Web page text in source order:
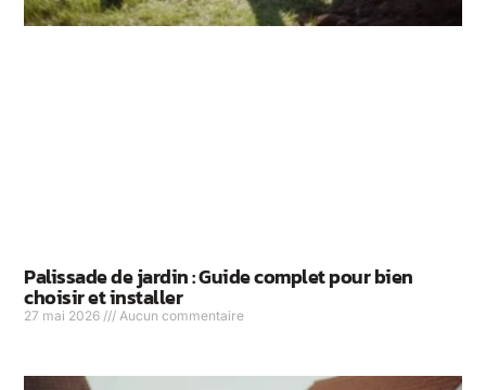
Palissade de jardin : Guide complet pour bien
choisir et installer
27 mai 2026 Aucun commentaire